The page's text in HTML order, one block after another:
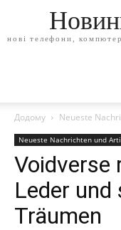
нові телефони,
Додому Neueste
Neueste Nachrichten und
Voidverse
Leder und
Träumen